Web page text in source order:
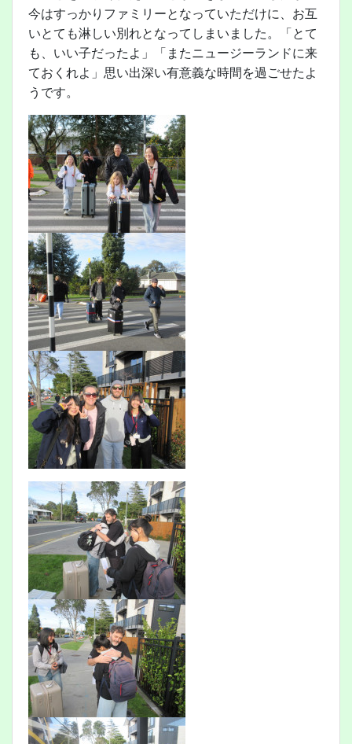
今はすっかりファミリーとなっていただけに、お互
いとても淋しい別れとなってしまいました。「とて
も、いい子だったよ」「またニュージーランドに来
ておくれよ」思い出深い有意義な時間を過ごせたよ
うです。